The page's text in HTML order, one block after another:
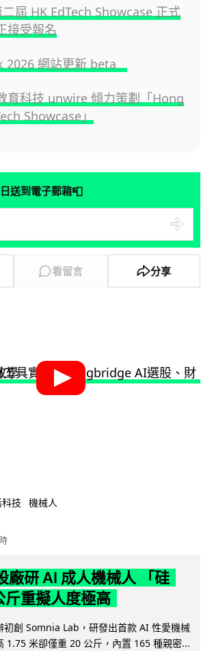
屆 HK EdTech Showcase 正式
接受報名
2026 網站更新 beta
育科技 unwire 傾力策劃「Hong
Showcase」
送到電子郵箱📮
看留言 分享
技 機械人
廠研 AI 成人機械人 「硅
重擬人度極高
初創 Somnia Lab，研發出首款 AI 性愛機械
1.75 米卻僅重 20 公斤，內置 165 種親密...